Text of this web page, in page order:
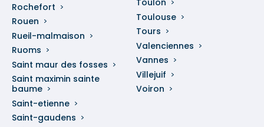
Rochefort
Rouen
Rueil-malmaison
Ruoms
Saint maur des fosses
Saint maximin sainte
baume
Saint-etienne
Saint-gaudens
Toulon
Toulouse
Tours
Valenciennes
Vannes
Villejuif
Voiron